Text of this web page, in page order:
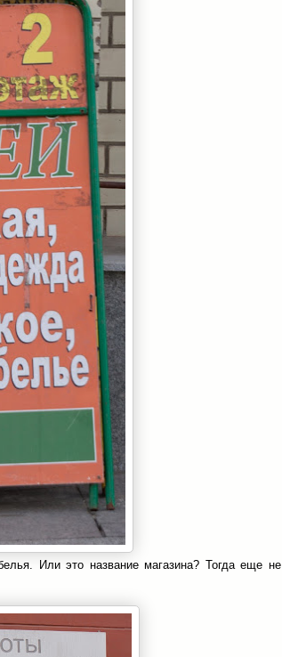
Или это название магазина? Тогда еще не